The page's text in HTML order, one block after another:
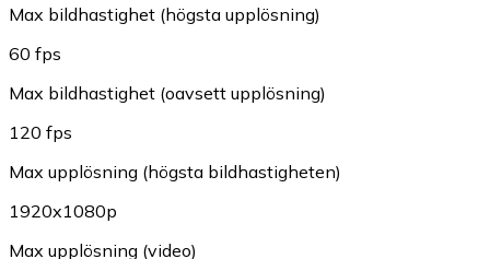
Max bildhastighet (högsta upplösning)
60 fps
Max bildhastighet (oavsett upplösning)
120 fps
Max upplösning (högsta bildhastigheten)
1920x1080p
Max upplösning (video)